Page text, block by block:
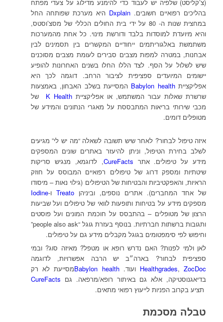
(צ’קליסט) שלפיה יש לעבוד כדי להימנע מדילוג על צעדי מפתח
בהליכים רפואיים חשובים. Dxplain היא מערכת שפותחה החל
במחצית שנות ה- 80 על ידי בית החולים הכללי של מסצ’וסטס,
והיא מיועדת למוסדות בלבד ודורשת מינוי. כל אחת מהמערכות
משתמשת באלגוריתמים ייחודיים המקשרים בין תסמינים לבין
אבחנות, במטרה למפות מצבים סבירים לעומת מצבים מסוכנים
שיש לשלול על הסף. לצד הללו החלו בשנים האחרונות להופיע
יישומים המיועדים ספציפית לציבור הרחב. דוגמה לכך היא
אפליקצייתBabylon health המסייעת בשלב האבחון, באמצעות
שרשרת שאלות עבור המשתמש, או אפליקצייתK Health של
מכבי שירותי בריאות המתבססת על מאגרי הנתונים והמידע של
מטופלים דומים.
איזה טיפול לבחור? לאחר שיש תשובה לשאלה “מה יש לי” מגיעים
לשלב בחירת הטיפול, וניתן להיעזר באתרים שונים המספקים
מידע על טיפולים. אתר CureFacts, לדוגמא, מנגיש סריקות
שיטתיות ומספק דרוג של טיפולים רפואיים המבוסס על חוזק
הראיות, והאפקטיביות והבטיחות של הטיפולים (גילוי נאות – מיסודו
של אחד המחברים). אתרים נוספים, וביניהןTreato ו-Iodine
מספקים מידע על בטיחות ותופעות לוואי של טיפולים ועל שביעות
הרצון של מטופלים – בהתבסס על חוכמת המונים ועל פוסטים
ותגובות ברשתות חברתיות. בנוסף בעזרת גוגל “people also ask”
וחיפוש לפי סימפטומים בגוגל מקבלים מידע גם על טיפולים.
לאן ולמי לפנות? האם נדרש רופא או מטפל? מאיזה סוג? ובמי
ספציפית לבחור? בארה״ב יש הרבה אפשרויות, לדוגמה
Healthgrades,ZocDoc ועוד.Babylon healthמסייעת לא רק
בדיאגנוסטיקה, אלא גם באיתור רופא/מרפאה. גם CureFacts
תציע בקרוב הפניות לייעוץ רפואי מתאים.
טבלה מסכמת